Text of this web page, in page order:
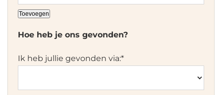
Toevoegen
Hoe heb je ons gevonden?
Ik heb jullie gevonden via:*